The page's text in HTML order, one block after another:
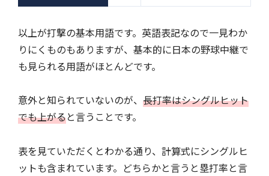
以上が打撃の基本用語です。英語表記なので一見わか
りにくものもありますが、基本的に日本の野球中継で
も見られる用語がほとんどです。
意外と知られていないのが、 長打率はシングルヒット
でも上がると言うことです。
表を見ていただくとわかる通り、計算式にシングルヒ
ットも含まれています。どちらかと言うと塁打率と言